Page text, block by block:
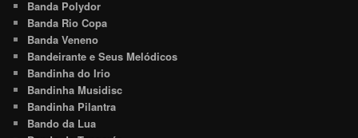
Banda Polydor
Banda Rio Copa
Banda Veneno
Bandeirante e Seus Melódicos
Bandinha do Irio
Bandinha Musidisc
Bandinha Pilantra
Bando da Lua